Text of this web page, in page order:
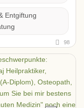
Entgiftung
98